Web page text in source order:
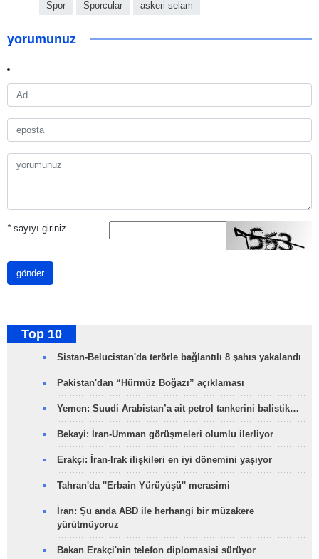
Spor Sporcular askeri selam
yorumunuz
*sayıyı giriniz
gönder
Top 10
Sistan-Belucistan'da terörle bağlantılı 8 şahıs yakalandı
Pakistan'dan “Hürmüz Boğazı” açıklaması
Yemen: Suudi Arabistan’a ait petrol tankerini balistik…
Bekayi: İran-Umman görüşmeleri olumlu ilerliyor
Erakçi: İran-Irak ilişkileri en iyi dönemini yaşıyor
Tahran'da ''Erbain Yürüyüşü'' merasimi
İran: Şu anda ABD ile herhangi bir müzakere
yürütmüyoruz
Bakan Erakçi'nin telefon diplomasisi sürüyor